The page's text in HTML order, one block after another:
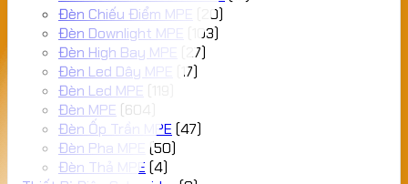
Đèn Chiếu Điểm MPE
(20)
Đèn Downlight MPE
(103)
Đèn High Bay MPE
(27)
Đèn Led Dây MPE
(17)
Đèn Led MPE
Đèn MPE (604)
Đèn Ốp Trần MPE (47)
Đèn Pha MPE
(50)
Đèn Thả MPE (4)